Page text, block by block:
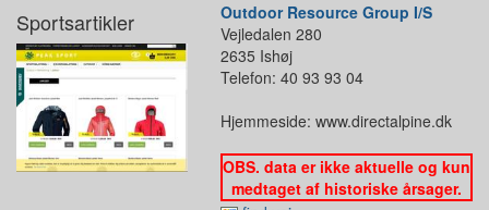
Sportsartikler
Outdoor Resource Group I/S
Vejledalen 280
2635 Ishøj
Telefon: 40 93 93 04
Hjemmeside: www.directalpine.dk
OBS. data er ikke aktuelle og kun
medtaget af historiske årsager.